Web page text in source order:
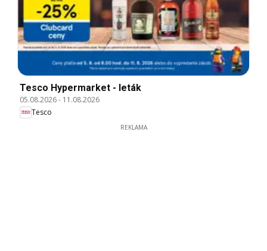
Tesco Hypermarket - leták
05.08.2026- 11.08.2026
Tesco
REKLAMA